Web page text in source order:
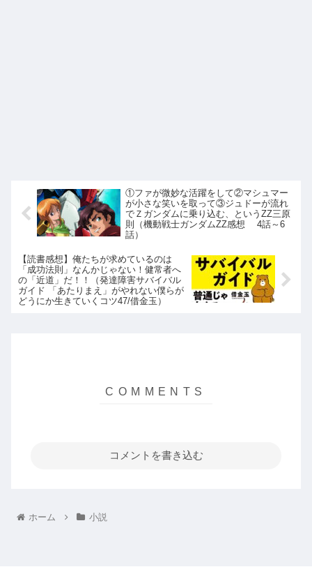
①ファが微妙な活躍をして②マシュマー
が小さな笑いを取って③ジュドーが流れ
でＺガンダムに乗り込む、というZZ三原
則（機動戦士ガンダムZZ感想 4話～6
話）
【読書感想】俺たちが求めているのは
「成功法則」なんかじゃない！健常者へ
の「近道」だ！！（発達障害サバイバル
ガイド 「あたりまえ」がやれない僕らが
どうにか生きていくコツ47/借金玉）
コメントを書き込む
ホーム 小説